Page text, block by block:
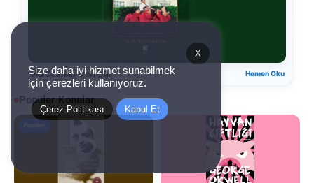
Ölü Ozanlar Derneği Hemen Oku
Popüler Konular
X
Size daha iyi hizmet sunabilmek
için çerezleri kullanıyoruz.
Çerez Politikası Kabul Et